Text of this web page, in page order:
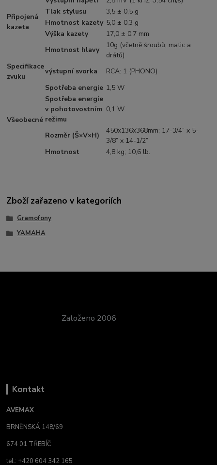
Připojená
kazeta
Tlak stylusu
3,5 ± 0,5 g
Hmotnost kazety 5,0 ± 0,3 g
Výška kazety
17,0 ± 0,7 mm
Hmotnost hlavy
10g (včetně šroubů, matic a
drátů)
Specifikace
zvuku
výstupní svorka RCA: 1 (PHONO)
Všeobecné
Spotřeba energie 1,5 W
Spotřeba energie
v pohotovostním
režimu
0,1 W
Rozměr (Š×V×H)
450x136x368mm; 17-3/4” x 5-
3/8” x 14-1/2”
Hmotnost
4,8 kg; 10,6 lb.
Zboží zařazeno v kategoriích
Gramofony
YAMAHA
Založeno 2006
Kontakt
AVEMAX
BRNĚNSKÁ 148/69
674 01 TŘEBÍČ
tel.: +420 604 342 165